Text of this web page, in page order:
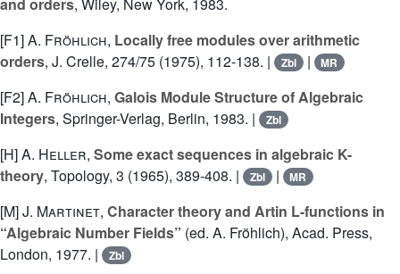
and orders, Wiley, New York, 1983.
[F1]A. Fröhlich, Locally free modules over arithmetic
orders, J. Crelle, 274/75 (1975), 112-138. | Zbl | MR
[F2]A. Fröhlich, Galois Module Structure of Algebraic
Integers, Springer-Verlag, Berlin, 1983. | Zbl
[H]A. Heller, Some exact sequences in algebraic K-
theory, Topology, 3 (1965), 389-408. | Zbl | MR
[M]J. Martinet, Character theory and Artin L-functions in
“Algebraic Number Fields” (ed. A. Fröhlich), Acad. Press,
London, 1977. |
Zbl